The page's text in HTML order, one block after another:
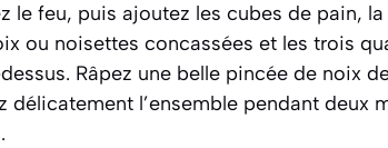
le feu, puis ajoutez les cubes de pain,
ou noisettes concassées et les trois
Râpez une belle pincée de noix
délicatement l’ensemble pendant deux